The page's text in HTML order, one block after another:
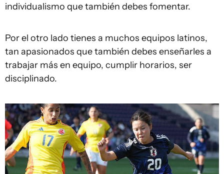
individualismo que también debes fomentar.
Por el otro lado tienes a muchos equipos latinos,
tan apasionados que también debes enseñarles a
trabajar más en equipo, cumplir horarios, ser
disciplinado.